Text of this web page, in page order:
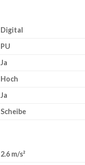
Digital
PU
Ja
Hoch
Ja
Scheibe
2.6 m/s²